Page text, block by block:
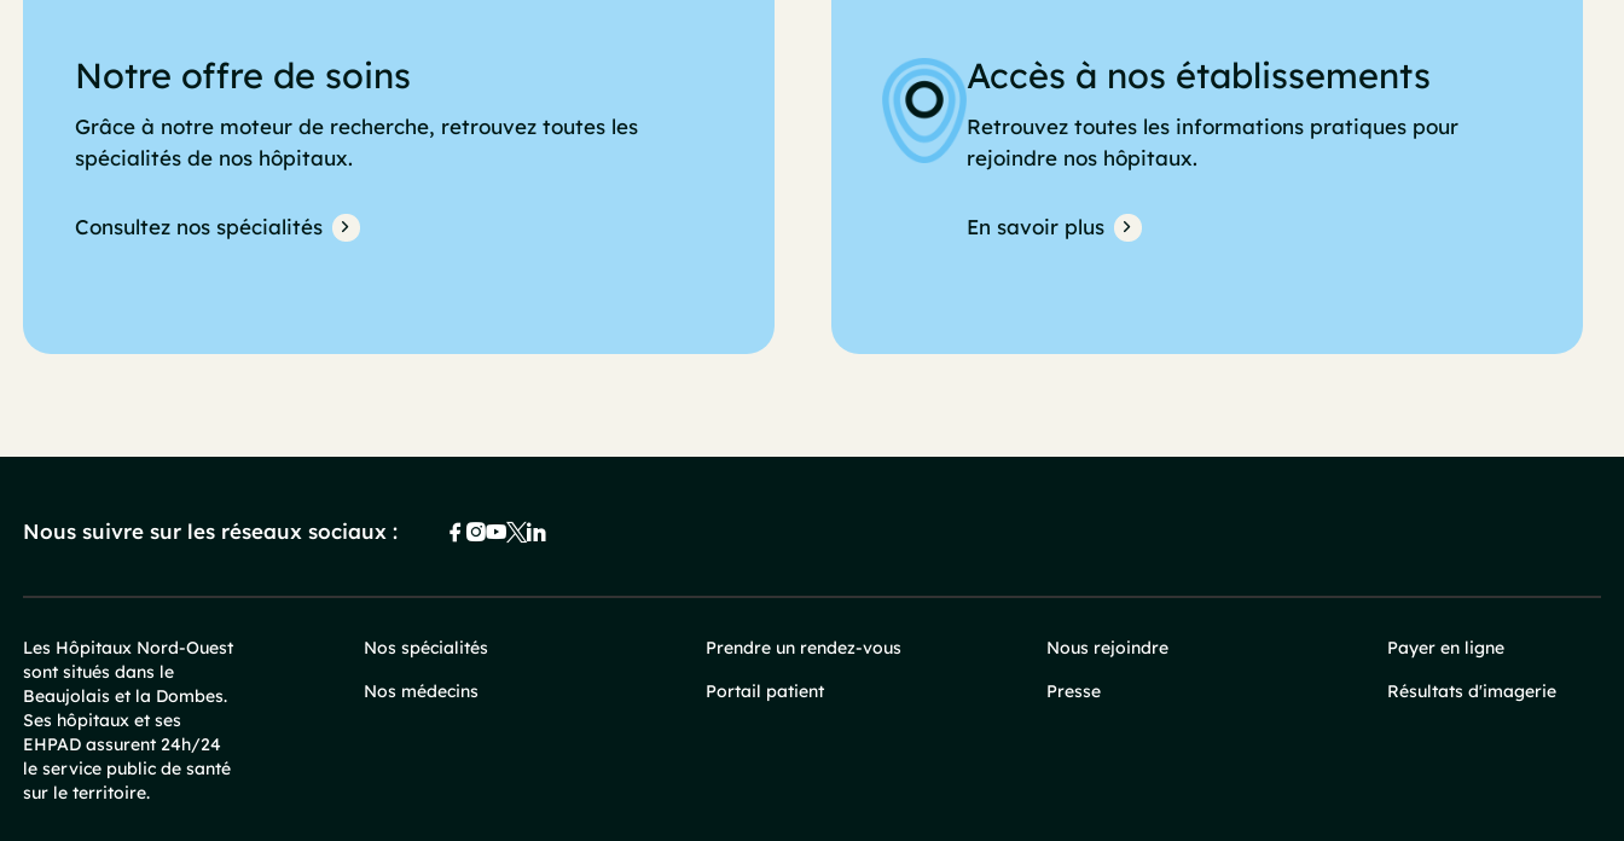
Notre offre de soins
Grâce à notre moteur de recherche, retrouvez toutes les
spécialités de nos hôpitaux.
Consultez nos spécialités
Accès à nos établissements
Retrouvez toutes les informations pratiques pour
rejoindre nos hôpitaux.
En savoir plus
Nous suivre sur les réseaux sociaux :
Pied
de
page
Les Hôpitaux Nord-Ouest
sont situés dans le
Beaujolais et la Dombes.
Ses hôpitaux et ses
EHPAD assurent 24h/24
le service public de santé
sur le territoire.
Nos spécialités
Nos médecins
Prendre un rendez-vous
Portail patient
Nous rejoindre
Presse
Payer en ligne
Résultats d'imagerie